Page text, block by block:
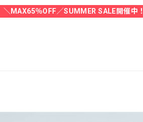
＼MAX65％OFF／SUMMER SALE開催中！